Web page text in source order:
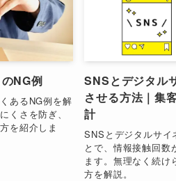
NG例
あるNG例を解
くさを防ぎ、
を紹介しま
SNSとデジタル
させる方法｜集
計
SNSとデジタルサイ
とで、情報接触回数
ます。無理なく続け
方を解説。